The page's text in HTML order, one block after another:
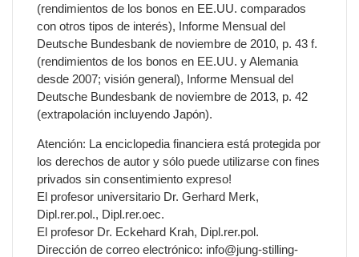
(rendimientos de los bonos en EE.UU. comparados
con otros tipos de interés), Informe Mensual del
Deutsche Bundesbank de noviembre de 2010, p. 43 f.
(rendimientos de los bonos en EE.UU. y Alemania
desde 2007; visión general), Informe Mensual del
Deutsche Bundesbank de noviembre de 2013, p. 42
(extrapolación incluyendo Japón).
Atención: La enciclopedia financiera está protegida por
los derechos de autor y sólo puede utilizarse con fines
privados sin consentimiento expreso!
El profesor universitario Dr. Gerhard Merk,
Dipl.rer.pol., Dipl.rer.oec.
El profesor Dr. Eckehard Krah, Dipl.rer.pol.
Dirección de correo electrónico: info@jung-stilling-